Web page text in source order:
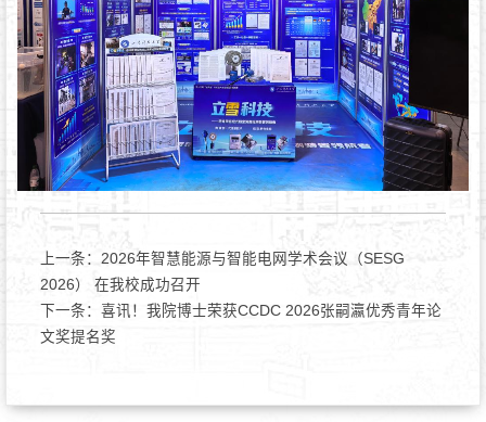
上一条： 2026年智慧能源与智能电网学术会议（SESG
2026） 在我校成功召开
下一条： 喜讯！我院博士荣获CCDC 2026张嗣瀛优秀青年论
文奖提名奖